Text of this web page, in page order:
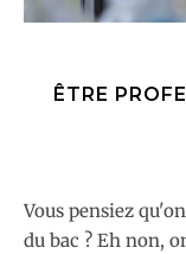
ÊTRE
Vous pensiez qu'on allait oublier les enseignants au-delà
du bac ? Eh non,